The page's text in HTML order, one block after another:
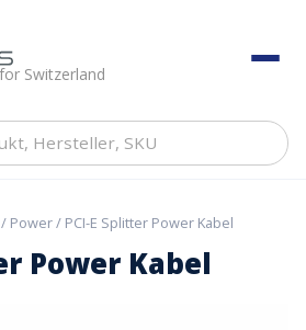
Switzerland
/ Power/ PCI-E Splitter Power Kabel
Power Kabel